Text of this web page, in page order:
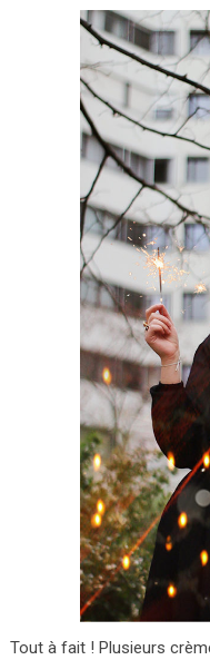
Tout à fait ! Plusieurs